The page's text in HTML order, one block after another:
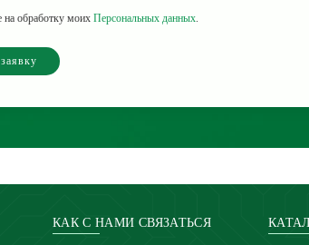
на обработку моих Персональных данных.
КАК С НАМИ СВЯЗАТЬСЯ